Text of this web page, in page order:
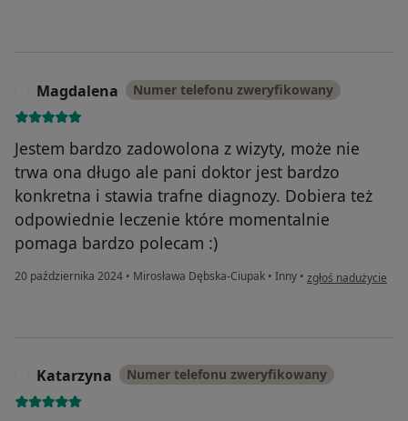
Magdalena Numer telefonu zweryfikowany
Jestem bardzo zadowolona z wizyty, może nie
trwa ona długo ale pani doktor jest bardzo
konkretna i stawia trafne diagnozy. Dobiera też
odpowiednie leczenie które momentalnie
pomaga bardzo polecam :)
20 października 2024 • Mirosława Dębska-Ciupak • Inny • w opinii
zgłoś nadużycie
Katarzyna Numer telefonu zweryfikowany